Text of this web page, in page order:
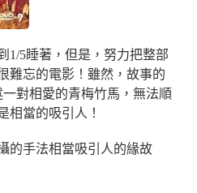
1/5睡著，但是，努力把整部
難忘的電影！雖然，故事的
對相愛的青梅竹馬，無法順
相當的吸引人！
的手法相當吸引人的緣故